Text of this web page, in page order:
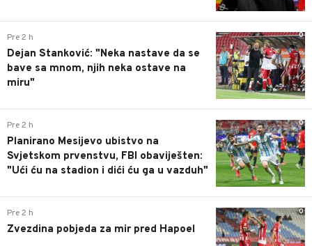
0
Pre 2 h
Dejan Stanković: "Neka nastave da se
bave sa mnom, njih neka ostave na
miru"
0
Pre 2 h
Planirano Mesijevo ubistvo na
Svjetskom prvenstvu, FBI obaviješten:
"Ući ću na stadion i dići ću ga u vazduh"
0
Pre 2 h
Zvezdina pobjeda za mir pred Hapoel